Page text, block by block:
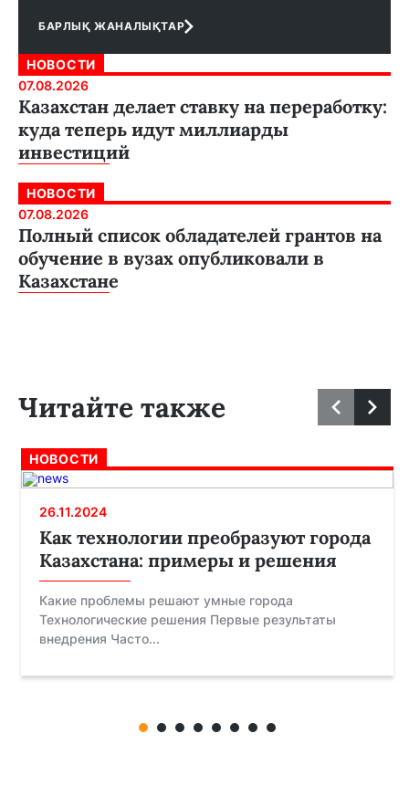
БАРЛЫҚ ЖАНАЛЫҚТАР
НОВОСТИ
07.08.2026
Казахстан делает ставку на переработку:
куда теперь идут миллиарды
инвестиций
НОВОСТИ
07.08.2026
Полный список обладателей грантов на
обучение в вузах опубликовали в
Казахстане
Читайте также
НОВОСТИ
26.11.2024
Как технологии преобразуют города
Казахстана: примеры и решения
Какие проблемы решают умные города
Технологические решения Первые результаты
внедрения Часто...